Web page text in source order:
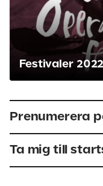
Festivaler
Prenumerera
Ta mig till